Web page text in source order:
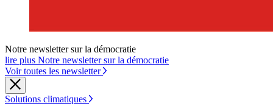
Notre newsletter sur la démocratie
lire plus Notre newsletter sur la démocratie
Voir toutes les newsletter
Solutions climatiques